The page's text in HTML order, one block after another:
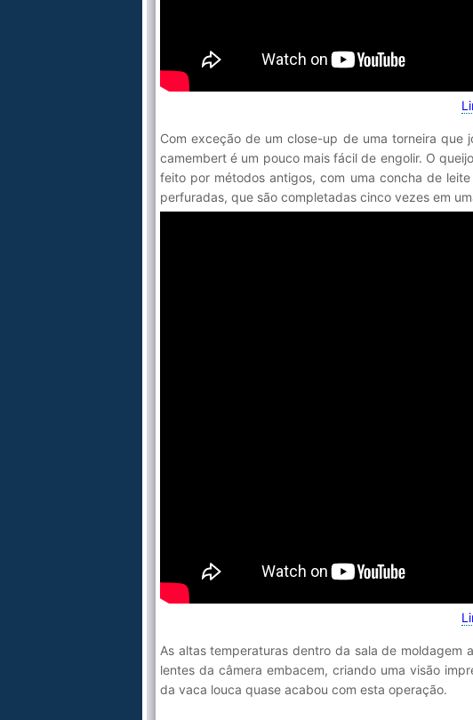
Com exceção de um close-up de uma torneira
camembert é um pouco mais fácil de engolir. O
feito por métodos antigos, com uma concha de
perfuradas, que são completadas cinco vezes em
As altas temperaturas dentro da sala de moldagem
lentes da câmera embacem, criando uma visão
da vaca louca quase acabou com esta operação.